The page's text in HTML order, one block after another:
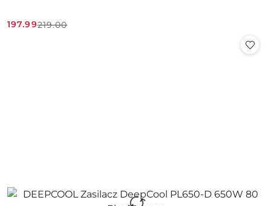
Cena
197.99
Cena
219.00